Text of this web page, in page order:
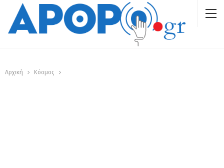
Αρχική Κόσμος